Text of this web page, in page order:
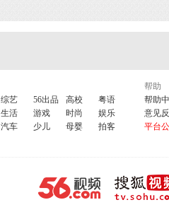
综艺 56出品 高校
粤语
生活 游戏 时尚
娱乐
汽车 少儿 母婴 拍客
帮助
帮助
意见
平台